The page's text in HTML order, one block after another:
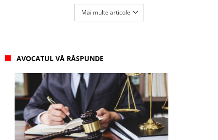
Mai multe articole
AVOCATUL VĂ RĂSPUNDE